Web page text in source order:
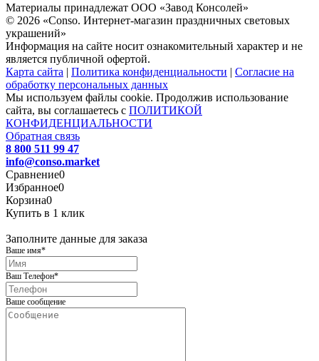
Материалы принадлежат ООО «Завод Консолей»
© 2026 «Conso. Интернет-магазин праздничных световых
украшений»
Информация на сайте носит ознакомительный характер и не
является публичной офертой.
Карта сайта | Политика конфиденциальности | Согласие на
обработку персональных данных
Мы используем файлы cookie. Продолжив использование
сайта, вы соглашаетесь с ПОЛИТИКОЙ
КОНФИДЕНЦИАЛЬНОСТИ
Обратная связь
8 800 511 99 47
info@conso.market
Сравнение0
Избранное0
Корзина0
Купить в 1 клик
Заполните данные для заказа
Ваше имя*
Ваш Телефон*
Ваше сообщение